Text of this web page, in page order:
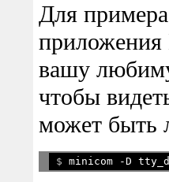
Для
приложения
вашу
чтобы
может быть
$